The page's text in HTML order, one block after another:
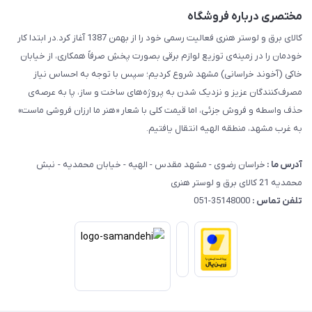
مختصری درباره فروشگاه
کالای برق و لوستر هنری فعالیت رسمی خود را از بهمن 1387 آغاز کرد.در ابتدا کار
خودمان را در زمینه‌ی توزیع لوازم برقی بصورت پخشِ صرفاً همکاری، از خیابان
خاکی (آخوند خراسانی) مشهد شروع کردیم؛ سپس با توجه به احساس نیاز
مصرف‌کنندگان عزیز و نزدیک شدن به پروژه‌های ساخت و ساز، پا به عرصه‌ی
حذف واسطه و فروش جزئی، اما قیمت کلی با شعار «هنر ما ارزان فروشی ماست»
به غرب مشهد، منطقه الهیه انتقال یافتیم.
آدرس ما : خراسان رضوی - مشهد مقدس - الهیه - خیابان محمدیه - نبش
محمدیه 21 کالای برق و لوستر هنری
تلفن تماس :